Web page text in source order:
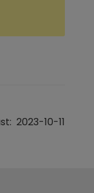
2023-10-11